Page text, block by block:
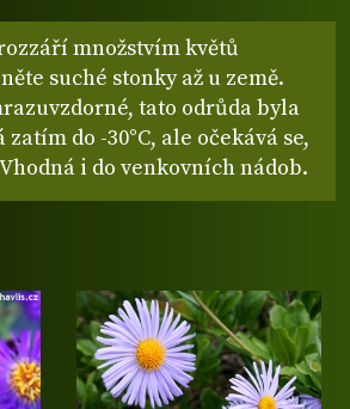
množstvím květů
suché stonky až u země.
tato odrůda byla
do -30°C, ale očekává se,
i do venkovních nádob.